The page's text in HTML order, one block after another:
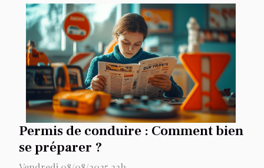
Permis de conduire : Comment bien
se préparer ?